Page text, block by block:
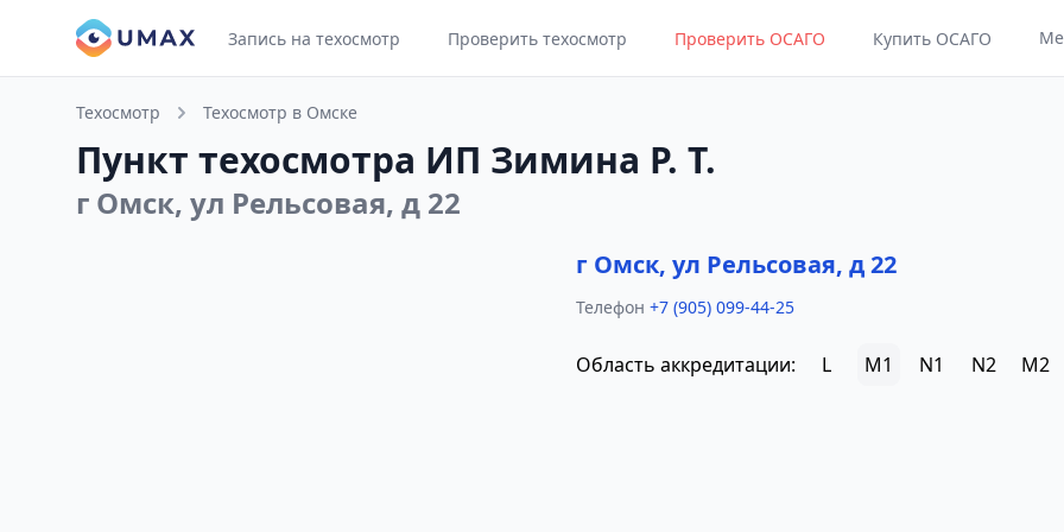
Запись на техосмотр Проверить техосмотр Проверить ОСАГО Купить ОСАГО
Техосмотр Техосмотр в Омске
Пункт техосмотра ИП Зимина Р. Т.
г Омск, ул Рельсовая, д 22
г Омск, ул Рельсовая, д 22
Телефон +7 (905) 099-44-25
Область аккредитации: L M1 N1 N2 M2